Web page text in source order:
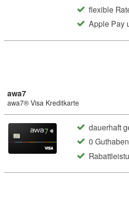
flexible
Apple Pay
awa7
awa7® Visa Kreditkarte
dauerhaft
0